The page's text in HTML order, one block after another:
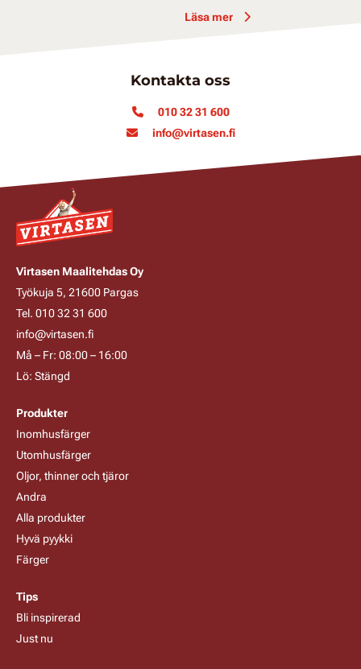
Läsa mer
Kontakta oss
010 32 31 600
info@virtasen.fi
Virtasen Maalitehdas Oy
Työkuja 5, 21600 Pargas
Tel. 010 32 31 600
info@virtasen.fi
Må – Fr: 08:00 – 16:00
Lö: Stängd
Produkter
Inomhusfärger
Utomhusfärger
Oljor, thinner och tjäror
Andra
Alla produkter
Hyvä pyykki
Färger
Tips
Bli inspirerad
Just nu